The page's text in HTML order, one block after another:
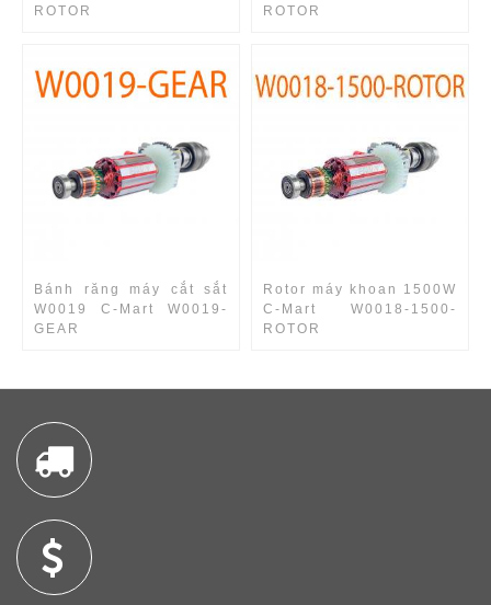
ROTOR
ROTOR
Bánh răng máy cắt sắt
W0019 C-Mart W0019-
GEAR
Rotor máy khoan 1500W
C-Mart W0018-1500-
ROTOR